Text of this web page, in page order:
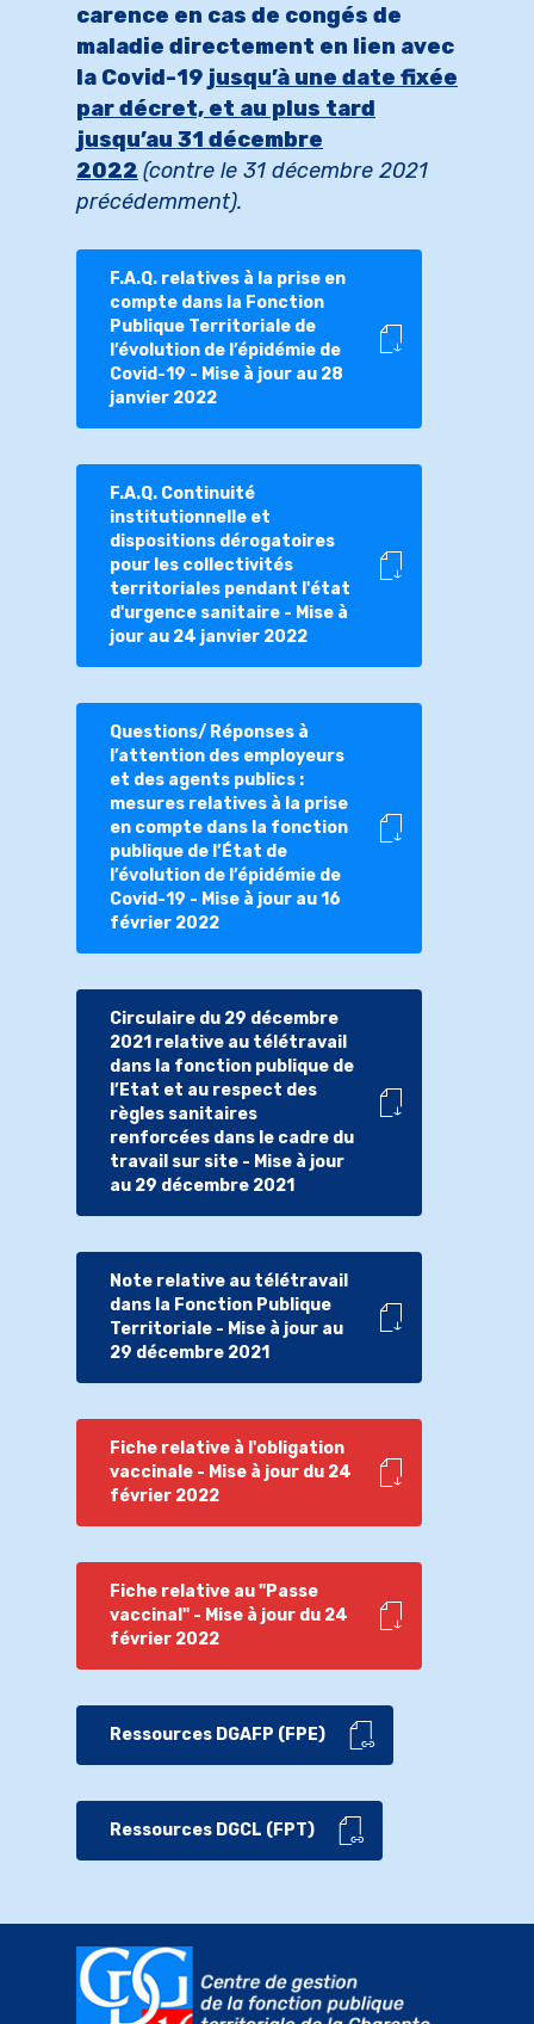
carence en cas de congés de
maladie directement en lien avec
la Covid-19 jusqu’à une date fixée
par décret, et au plus tard
jusqu’au 31 décembre
2022 (contre le 31 décembre 2021
précédemment).
F.A.Q. relatives à la prise en
compte dans la Fonction
Publique Territoriale de
l’évolution de l’épidémie de
Covid-19 - Mise à jour au 28
janvier 2022
F.A.Q. Continuité
institutionnelle et
dispositions dérogatoires
pour les collectivités
territoriales pendant l'état
d'urgence sanitaire - Mise à
jour au 24 janvier 2022
Questions/ Réponses à
l’attention des employeurs
et des agents publics :
mesures relatives à la prise
en compte dans la fonction
publique de l’État de
l’évolution de l’épidémie de
Covid-19 - Mise à jour au 16
février 2022
Circulaire du 29 décembre
2021 relative au télétravail
dans la fonction publique de
l’Etat et au respect des
règles sanitaires
renforcées dans le cadre du
travail sur site - Mise à jour
au 29 décembre 2021
Note relative au télétravail
dans la Fonction Publique
Territoriale - Mise à jour au
29 décembre 2021
Fiche relative à l'obligation
vaccinale - Mise à jour du 24
février 2022
Fiche relative au "Passe
vaccinal" - Mise à jour du 24
février 2022
Ressources DGAFP (FPE)
Ressources DGCL (FPT)